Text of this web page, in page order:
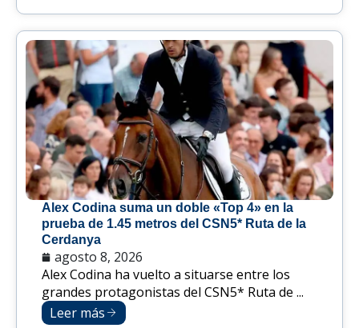
Alex Codina suma un doble «Top 4» en la
prueba de 1.45 metros del CSN5* Ruta de la
Cerdanya
agosto 8, 2026
Alex Codina ha vuelto a situarse entre los
grandes protagonistas del CSN5* Ruta de ...
Leer más